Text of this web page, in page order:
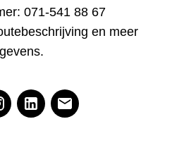
071-541 88 67
en meer
.